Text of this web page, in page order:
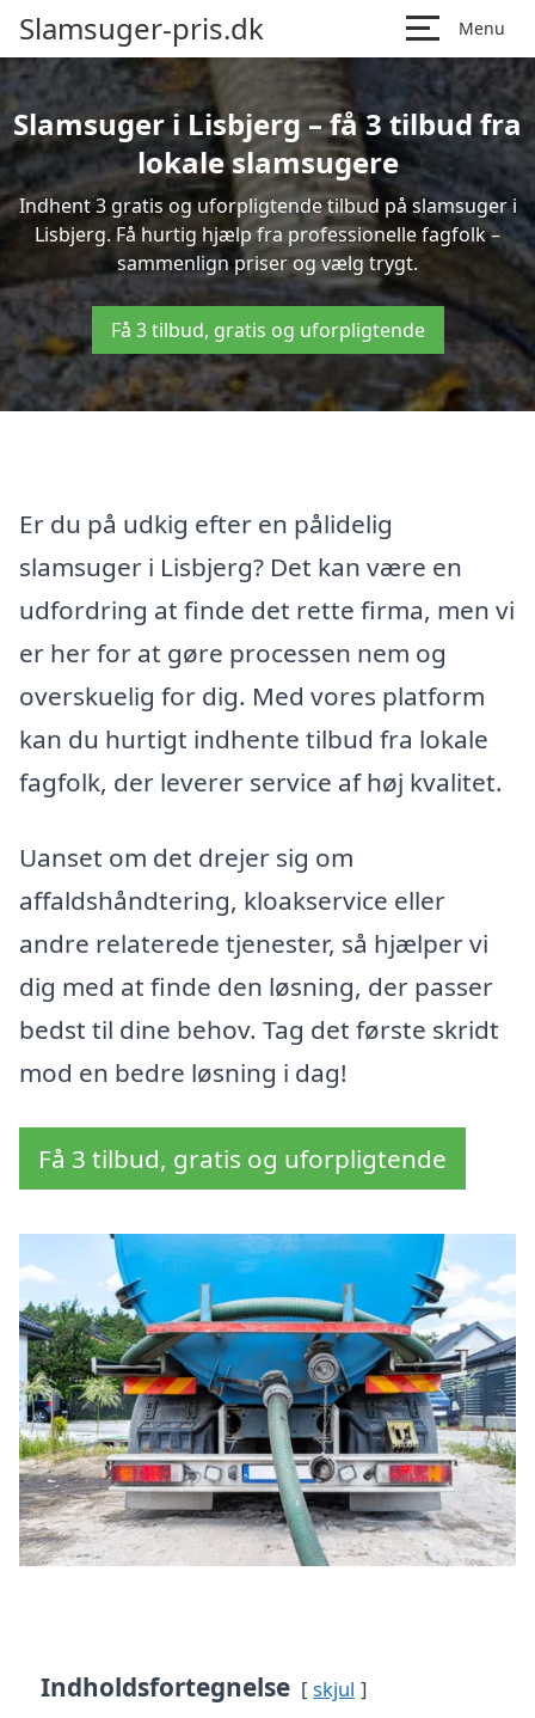
Slamsuger-pris.dk Menu
Slamsuger i Lisbjerg – få 3 tilbud fra
lokale slamsugere
Indhent 3 gratis og uforpligtende tilbud på slamsuger i
Lisbjerg. Få hurtig hjælp fra professionelle fagfolk –
sammenlign priser og vælg trygt.
Få 3 tilbud, gratis og uforpligtende
Er du på udkig efter en pålidelig
slamsuger i Lisbjerg? Det kan være en
udfordring at finde det rette firma, men vi
er her for at gøre processen nem og
overskuelig for dig. Med vores platform
kan du hurtigt indhente tilbud fra lokale
fagfolk, der leverer service af høj kvalitet.
Uanset om det drejer sig om
affaldshåndtering, kloakservice eller
andre relaterede tjenester, så hjælper vi
dig med at finde den løsning, der passer
bedst til dine behov. Tag det første skridt
mod en bedre løsning i dag!
Få 3 tilbud, gratis og uforpligtende
Indholdsfortegnelse skjul